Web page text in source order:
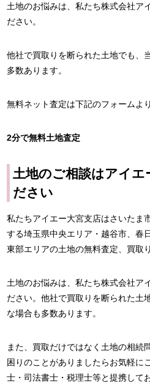
土地のお悩みは、私たち株式会社ア
ださい。
他社で買取りを断られた土地でも、
多数あります。
無料ネット査定は下記のフォームよ
2分で無料土地査定
土地のご相談はアイエ
ださい
私たちアイエー大宮支店はさいたま
する埼玉県中央エリア・越谷市、春
東部エリアの土地の無料査定、買取
土地のお悩みは、私たち株式会社ア
ださい。他社で買取りを断られた土
な場合も多数あります。
また、買取だけではなく土地の相続
困りのことがありましたらお気軽に
士・司法書士・税理士等と提携して